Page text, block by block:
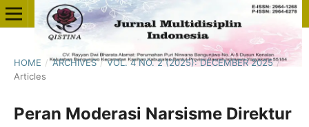
HOME / ARCHIVES / VOL. 4 NO. 2 (2025): DECEMBER 2025 /
Articles
Peran Moderasi Narsisme Direktur